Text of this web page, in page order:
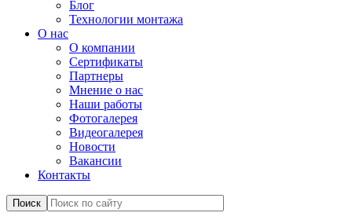
Блог
Технологии монтажа
О нас
О компании
Сертификаты
Партнеры
Мнение о нас
Наши работы
Фотогалерея
Видеогалерея
Новости
Вакансии
Контакты
Поиск